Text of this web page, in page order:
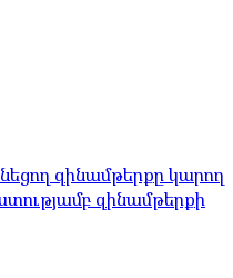
զինամթերքը կարող
զինամթերքի